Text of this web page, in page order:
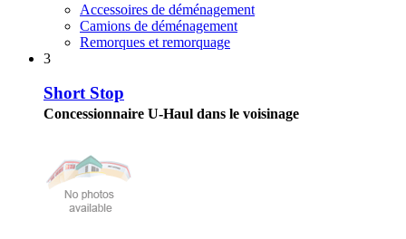
Accessoires de déménagement
Camions de déménagement
Remorques et remorquage
3
Short Stop
Concessionnaire U-Haul dans le voisinage